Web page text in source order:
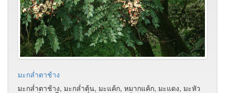
มะกล่ำตาช้าง
มะกล่ำตาช้าง, มะกล่ำต้น, มะแค้ก, หมากแค้ก, มะแดง, มะหัว